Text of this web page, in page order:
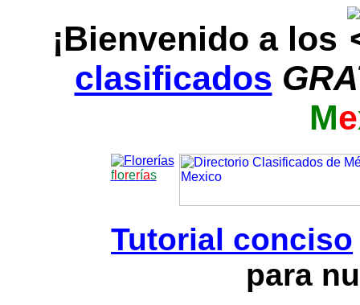
¡Bienvenido a los
clasificados
Me
florerías
Tutorial conciso
para